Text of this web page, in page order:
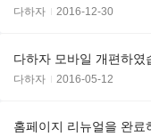
다하자 2016-12-30
다하자 모바일 개편하였
다하자 2016-05-12
홈페이지 리뉴얼을 완료